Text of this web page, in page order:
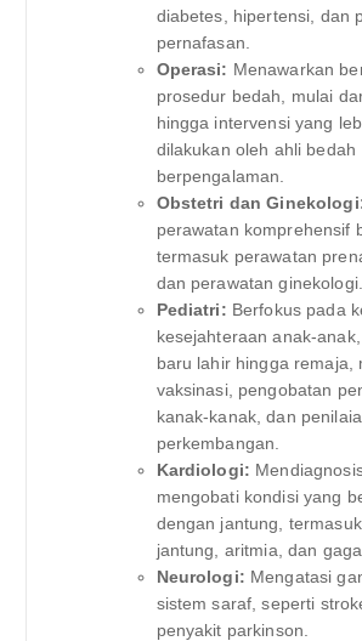
diabetes, hipertensi, dan
pernafasan.
Operasi: Menawarkan
prosedur bedah, mulai
hingga intervensi yang
dilakukan oleh ahli bedah
berpengalaman.
Obstetri dan
perawatan komprehensif
termasuk perawatan
dan perawatan ginekologi.
Pediatri: Berfokus pada
kesejahteraan anak-
baru lahir hingga remaja,
vaksinasi, pengobatan
kanak-kanak, dan
perkembangan.
Kardiologi:
mengobati kondisi yang
dengan jantung,
jantung, aritmia, dan
Neurologi: Mengatasi
sistem saraf, seperti
penyakit parkinson.